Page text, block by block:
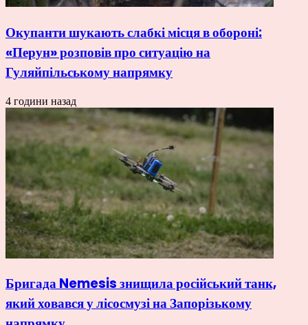
Окупанти шукають слабкі місця в обороні:
«Перун» розповів про ситуацію на
Гуляйпільському напрямку
4 години назад
Бригада Nemesis знищила російський танк,
який ховався у лісосмузі на Запорізькому